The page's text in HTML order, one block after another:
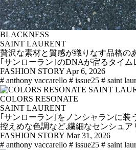
BLACKNESS
SAINT LAURENT
贅沢な素材と質感が織りなす品格の
｢サンローラン｣のDNAが宿るタイム
FASHION STORY Apr 6, 2026
# anthony vaccarello # issue25 # saint
COLORS RESONATE
SAINT LAURENT
｢サンローラン｣をノンシャランに装
控えめな色調など,繊細なセンシュア
FASHION STORY Mar 31, 2026
# anthony vaccarello # issue25 # saint